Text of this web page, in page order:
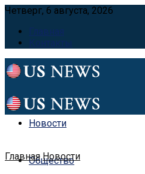
Четверг, 6 августа, 2026
Главная
Контакты
Новости
Общество
Главная Новости